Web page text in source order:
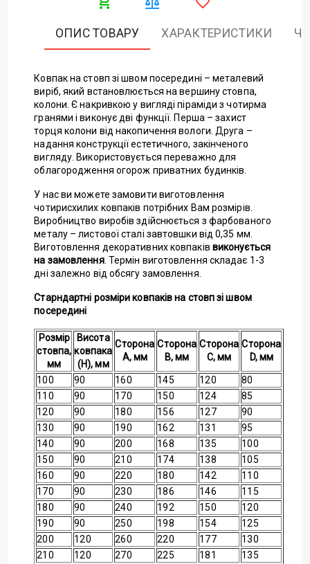
ОПИС ТОВАРУ ХАРАКТЕРИСТИКИ
Ковпак на стовп зі швом посередині – металевий
виріб, який встановлюється на вершину стовпа,
колони. Є накривкою у вигляді піраміди з чотирма
гранями і виконує дві функції. Перша – захист
торця колони від накопичення вологи. Друга –
надання конструкції естетичного, закінченого
вигляду. Використовується переважно для
облагородження огорож приватних будинків.
У нас ви можете замовити виготовлення
чотирисхилих ковпаків потрібних Вам розмірів.
Виробництво виробів здійснюється з фарбованого
металу – листової сталі завтовшки від 0,35 мм.
Виготовлення декоративних ковпаків виконується
на замовлення. Термін виготовлення складає 1-3
дні залежно від обсягу замовлення.
Старндартні розміри ковпаків на стовп зі швом
посередині
Розмір
стовпа,
мм
Висота
ковпака
(Н), мм
Сторона
А, мм
Сторона
B, мм
Сторона
C, мм
Сторона
D, мм
100 90 160 145 120
80
110
90 170 150 124
85
120
90 180 156 127
90
130
90 190 162 131
95
140
90 200 168 135
100
150
90 210 174 138
105
160
90 220 180 142
110
170
90 230 186 146
115
180
90 240 192 150
120
190
90 250 198 154
125
200
120 260 220 177
130
210
120 270 225 181
135